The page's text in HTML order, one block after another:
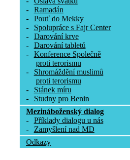
-
Ramadán
-
Pouť do Mekky
-
Spolupráce s Fajr Center
-
Darování krve
-
Darování tabletů
-
Konference Společně
proti terorismu
-
Shromáždění muslimů
proti terorismu
-
Stánek míru
-
Studny pro Benin
Mezináboženský dialog
-
Příklady dialogu u nás
-
Zamyšlení nad MD
Odkazy